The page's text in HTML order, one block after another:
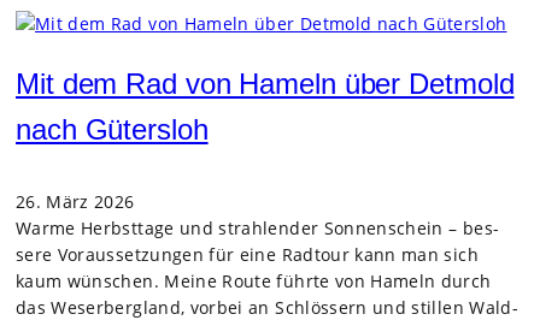
Mit dem Rad von Hameln über Detmold
nach Gütersloh
26. März 2026
Warme Herbst­tage und strah­len­der Son­nen­schein – bes­
sere Vor­aus­set­zun­gen für eine Rad­tour kann man sich
kaum wün­schen. Meine Route führte von Hameln durch
das Weser­berg­land, vor­bei an Schlös­sern und stil­len Wald­